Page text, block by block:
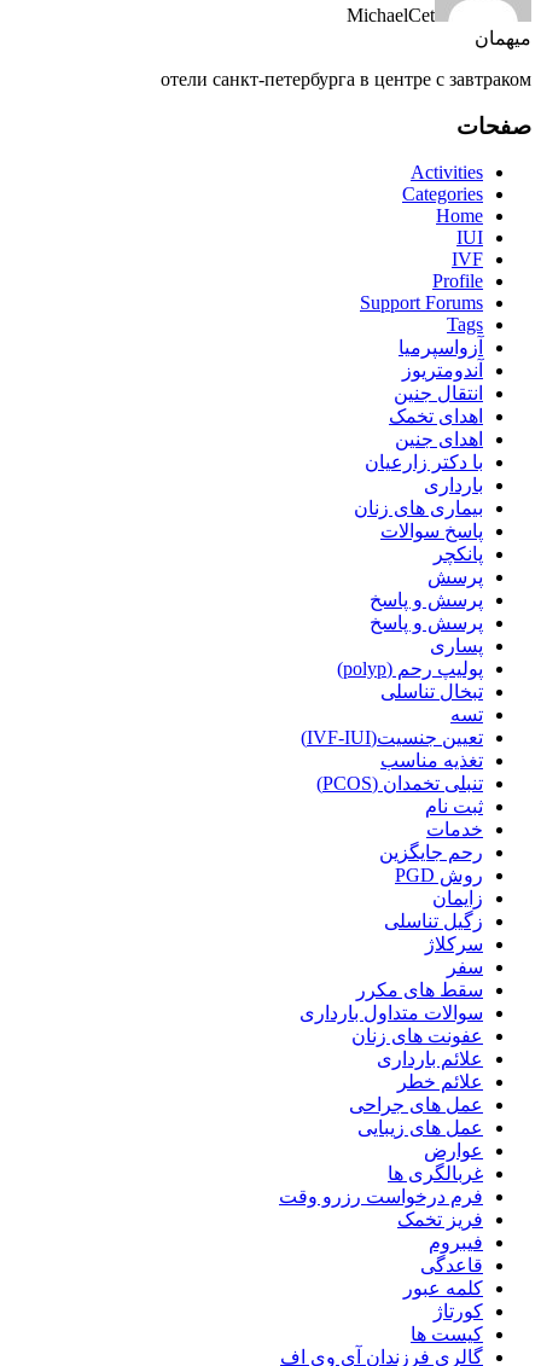
MichaelCet
میهمان
отели санкт-петербурга в центре с завтраком
صفحات
Activities
Categories
Home
IUI
IVF
Profile
Support Forums
Tags
آزواسپرمیا
آندومتریوز
انتقال جنین
اهدای تخمک
اهدای جنین
با دکتر زارعیان
بارداری
بیماری های زنان
پاسخ سوالات
پانکچر
پرسش
پرسش و پاسخ
پرسش و پاسخ
پساری
پولیپ رحم (polyp)
تبخال تناسلی
تسه
تعیین جنسیت(IVF-IUI)
تغذیه مناسب
تنبلی تخمدان (PCOS)
ثبت نام
خدمات
رحم جایگزین
روش PGD
زایمان
زگیل تناسلی
سرکلاژ
سفر
سقط های مکرر
سوالات متداول بارداری
عفونت های زنان
علائم بارداری
علائم خطر
عمل های جراحی
عمل های زیبایی
عوارض
غربالگری ها
فرم درخواست رزرو وقت
فریز تخمک
فیبروم
قاعدگی
کلمه عبور
کورتاژ
کیست ها
گالری فرزندان آی وی اف